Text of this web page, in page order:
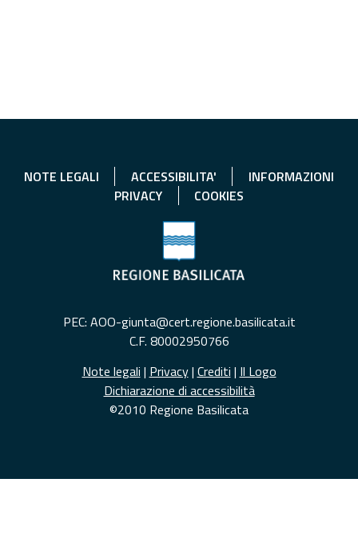
NOTE LEGALI ACCESSIBILITA'
INFORMAZIONI
PRIVACY
COOKIES
PEC: AOO-giunta@cert.regione.basilicata.it
C.F. 80002950766
Note legali | Privacy| Crediti | Il Logo
Dichiarazione di accessibilità
©2010 Regione Basilicata